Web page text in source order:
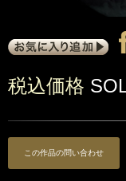
税込価格
この作品の問い合わせ